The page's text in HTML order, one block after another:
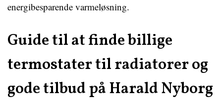
energibesparende varmeløsning.
Guide til at finde billige
termostater til radiatorer og
gode tilbud på Harald Nyborg